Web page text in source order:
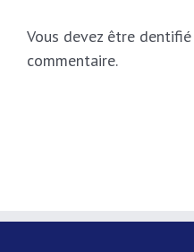
Vous devez être
commentaire.